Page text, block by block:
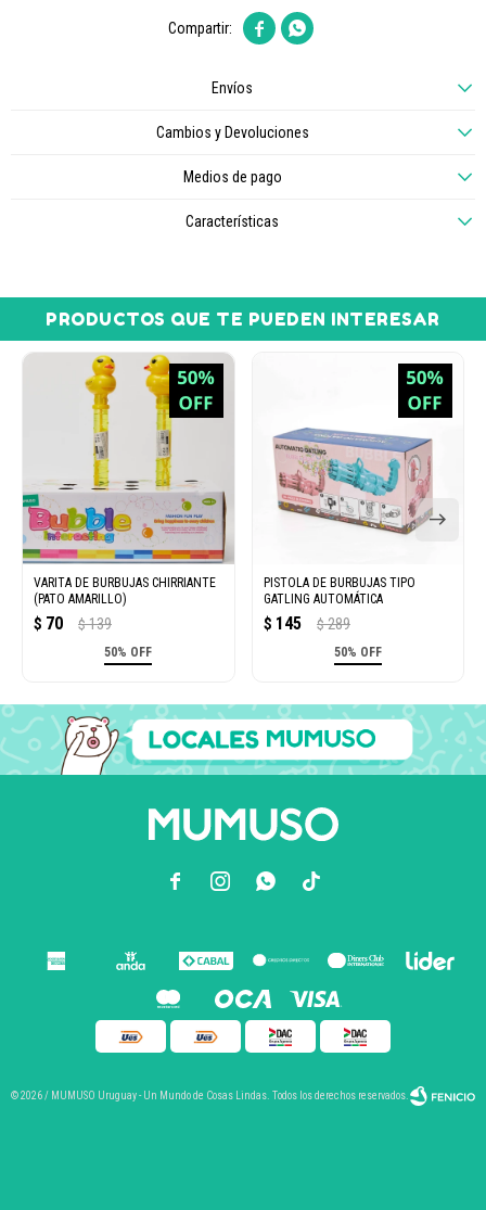
 
Envíos
Cambios y Devoluciones
Medios de pago
Características
PRODUCTOS QUE TE PUEDEN INTERESAR
VARITA DE BURBUJAS CHIRRIANTE
(PATO AMARILLO)
$ 70 $ 139
50% OFF
PISTOLA DE BURBUJAS TIPO
GATLING AUTOMÁTICA
$ 145 $ 289
50% OFF
  
© 2026 / MUMUSO Uruguay - Un Mundo de Cosas Lindas. Todos los derechos reservados.